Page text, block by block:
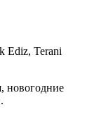
Ediz, Terani
новогодние